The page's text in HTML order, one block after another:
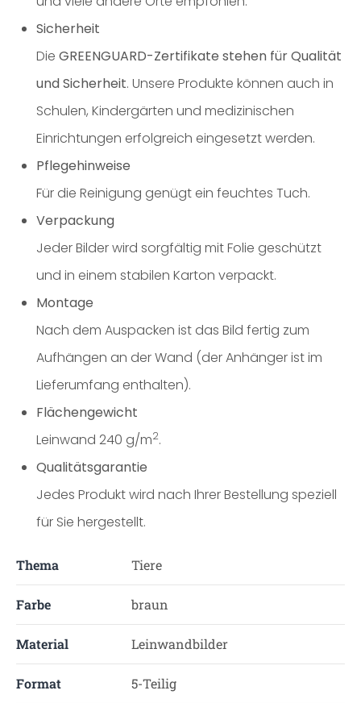
Sicherheit
Die GREENGUARD-Zertifikate stehen für Qualität
und Sicherheit. Unsere Produkte können auch in
Schulen, Kindergärten und medizinischen
Einrichtungen erfolgreich eingesetzt werden.
Pflegehinweise
Für die Reinigung genügt ein feuchtes Tuch.
Verpackung
Jeder Bilder wird sorgfältig mit Folie geschützt
und in einem stabilen Karton verpackt.
Montage
Nach dem Auspacken ist das Bild fertig zum
Aufhängen an der Wand (der Anhänger ist im
Lieferumfang enthalten).
Flächengewicht
Leinwand 240 g/m2.
Qualitätsgarantie
Jedes Produkt wird nach Ihrer Bestellung speziell
für Sie hergestellt.
Thema Tiere
Farbe braun
Material Leinwandbilder
Format 5-Teilig